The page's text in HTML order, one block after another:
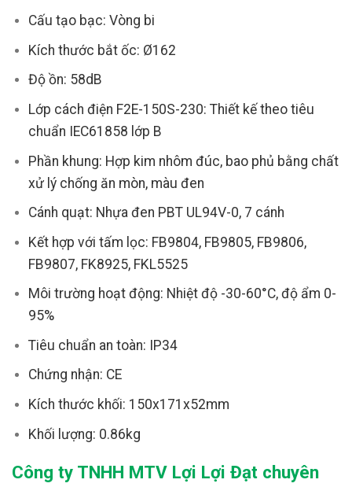
Cấu tạo bạc: Vòng bi
Kích thước bắt ốc: Ø162
Độ ồn: 58dB
Lớp cách điện F2E-150S-230: Thiết kế theo tiêu
chuẩn IEC61858 lớp B
Phần khung: Hợp kim nhôm đúc, bao phủ bằng chất
xử lý chống ăn mòn, màu đen
Cánh quạt: Nhựa đen PBT UL94V-0, 7 cánh
Kết hợp với tấm lọc: FB9804, FB9805, FB9806,
FB9807, FK8925, FKL5525
Môi trường hoạt động: Nhiệt độ -30-60°C, độ ẩm 0-
95%
Tiêu chuẩn an toàn: IP34
Chứng nhận: CE
Kích thước khối: 150x171x52mm
Khối lượng: 0.86kg
Công ty TNHH MTV Lợi Lợi Đạt chuyên